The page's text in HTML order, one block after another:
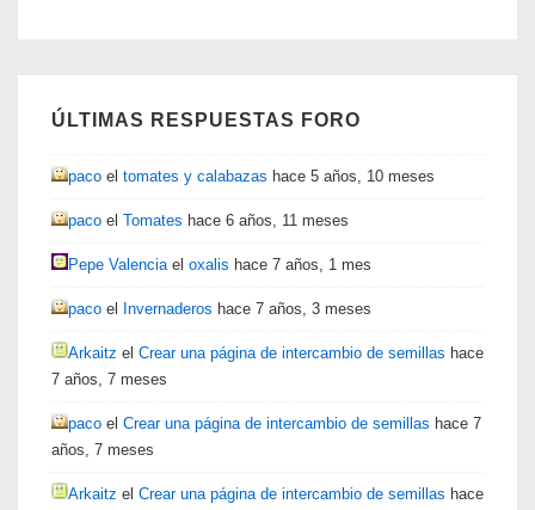
ÚLTIMAS RESPUESTAS FORO
paco el tomates y calabazas hace 5 años, 10 meses
paco el Tomates hace 6 años, 11 meses
Pepe Valenciael oxalis hace 7 años, 1 mes
paco el Invernaderos hace 7 años, 3 meses
Arkaitz el Crear una página de intercambio de semillas hace
7 años, 7 meses
paco el Crear una página de intercambio de semillas hace 7
años, 7 meses
Arkaitz el Crear una página de intercambio de semillas hace